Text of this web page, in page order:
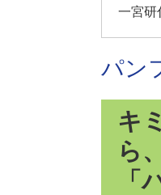
一宮研
パン
キ
ら
「